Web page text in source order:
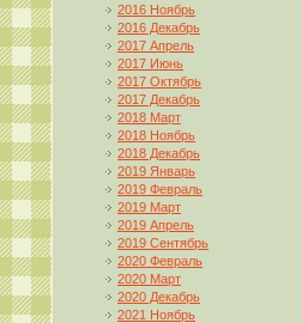
2016 Ноябрь
2016 Декабрь
2017 Апрель
2017 Июнь
2017 Октябрь
2017 Декабрь
2018 Март
2018 Ноябрь
2018 Декабрь
2019 Январь
2019 Февраль
2019 Март
2019 Апрель
2019 Сентябрь
2020 Февраль
2020 Март
2020 Декабрь
2021 Ноябрь